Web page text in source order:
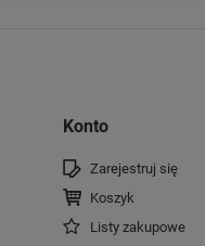
Konto
Zarejestruj się
Koszyk
Listy zakupowe